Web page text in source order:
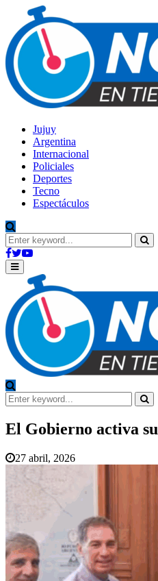
Jujuy
Argentina
Internacional
Policiales
Deportes
Tecno
Espectáculos
Search
for:
Facebook
Twitter
Youtube
Primary
Menu
Search
for:
El Gobierno activa
27 abril, 2026